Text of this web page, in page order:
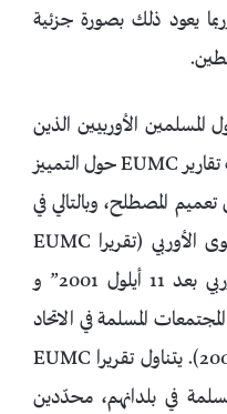
يعود ذلك بصورة جزئية
الأوربيين الذين
لهم علاقة بالإسلاموفوبيا. وقد كانت تقارير EUMC حول التمييز
المصطلح، وبالتالي في
إعطائه بعض المصداقية على المستوى الأوربي (تقريرا EUMC
هما “الإسلاموفوبيا في الاتحاد الأوربي بعد 11 أيلول 2001” و
في 7 تموز على المجتمعات المسلمة في الاتحاد
الأوربي 2005″، في تشرين الثاني 2005). يتناول تقريرا EUMC
في بلدانهم، محدّدين